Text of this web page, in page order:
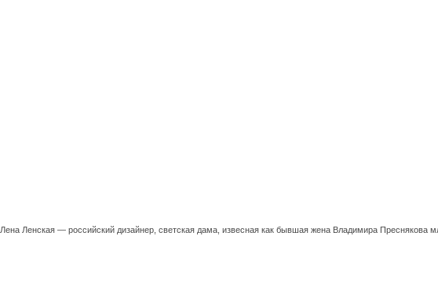
Лена Ленская — российский дизайнер, светская дама, извесная как бывшая жена Владимира Преснякова